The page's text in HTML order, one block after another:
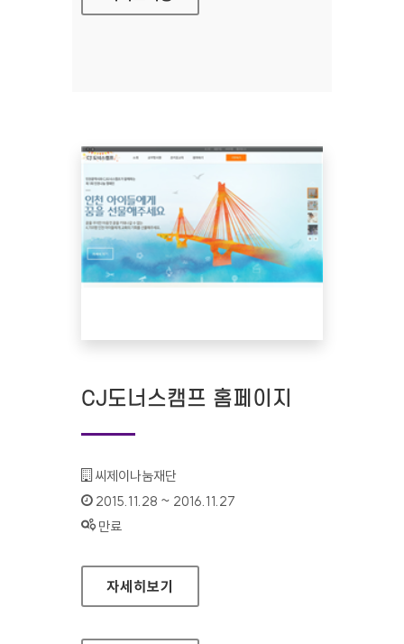
CJ도너스캠프 홈페이지
기관명 :
씨제이나눔재단
인증기간 :
2015.11.28 ~ 2016.11.27
상태 :
만료
CJ도너스캠프 홈페이지
자세히보기